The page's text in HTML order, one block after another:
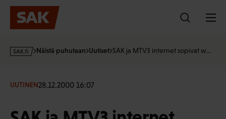
Hyppää
sisältöön
s
·
Näistä puhutaan Uutiset SAK ja MTV3 internet sopivat w…
UUTINEN28.12.2000 16:07